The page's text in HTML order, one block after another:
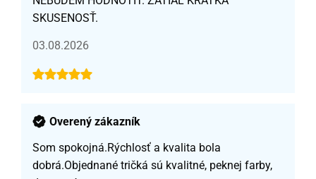
SKUSENOSŤ.
03.08.2026
Overený zákazník
Som spokojná.Rýchlosť a kvalita bola
dobrá.Objednané tričká sú kvalitné, peknej farby,